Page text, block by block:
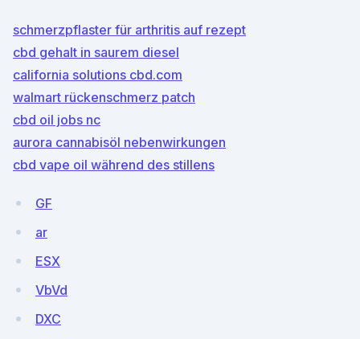
schmerzpflaster für arthritis auf rezept
cbd gehalt in saurem diesel
california solutions cbd.com
walmart rückenschmerz patch
cbd oil jobs nc
aurora cannabisöl nebenwirkungen
cbd vape oil während des stillens
GF
ar
ESX
VbVd
DXC